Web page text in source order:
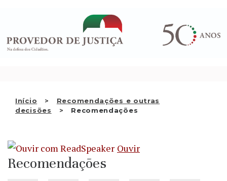
conteúdo
Início
Recomendações e outras
decisões
Recomendações
QUEM SOMOS
ATIVIDADE
RELAÇÕES INTERNACIONAIS
PT
Ouvir
Recomendações